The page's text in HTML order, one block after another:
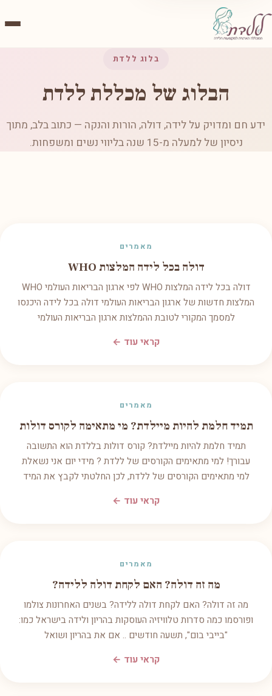
בלוג ללדת
הבלוג של מכללת ללדת
ידע חם ומדויק על לידה, דולה, הורות והנקה — כתוב בלב, מתוך
ניסיון של למעלה מ-15 שנה בליווי נשים ומשפחות.
מאמרים
דולה בכל לידה המלצות WHO
דולה בכל לידה המלצות WHO לפי ארגון הבריאות העולמי WHO
המלצות חדשות של ארגון הבריאות העולמי דולה בכל לידה היכנסו
למסמך המקורי לטובת ההמלצות ארגון הבריאות העולמי
קראי עוד ←
מאמרים
תמיד חלמת להיות מיילדת? מי מתאימה לקורס דולות
תמיד חלמת להיות מיילדת? קורס דולות בללדת הוא התשובה
עבורך! למי מתאימים הקורסים של ללדת ? מידי יום אני נשאלת
למי מתאימים הקורסים של ללדת, לכן החלטתי לקבץ את המיד
קראי עוד ←
מאמרים
מה זה דולה? האם לקחת דולה ללידה?
מה זה דולה? האם לקחת דולה ללידה? בשנים האחרונות צולמו
ופורסמו כמה סדרות טלוויזיה העוסקות בהריון ולידה בישראל כמו:
"בייבי בום", תשעה חודשים .. אם את בהריון ושואל
קראי עוד ←